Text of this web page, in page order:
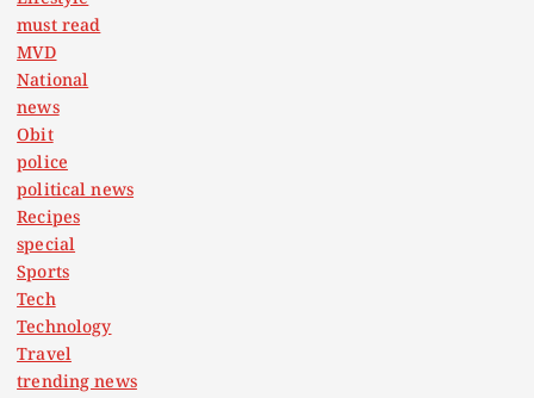
must read
MVD
National
news
Obit
police
political news
Recipes
special
Sports
Tech
Technology
Travel
trending news